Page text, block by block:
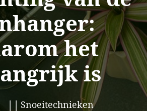
het
is
Snoeitechnieken